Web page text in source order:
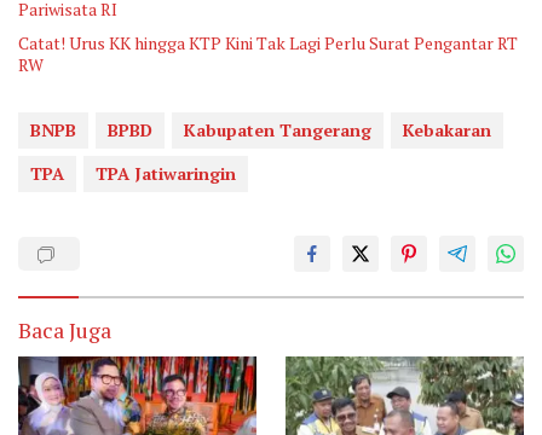
Pariwisata RI
Catat! Urus KK hingga KTP Kini Tak Lagi Perlu Surat Pengantar RT
RW
BNPB BPBD Kabupaten Tangerang
Kebakaran
TPA
TPA Jatiwaringin
Baca Juga